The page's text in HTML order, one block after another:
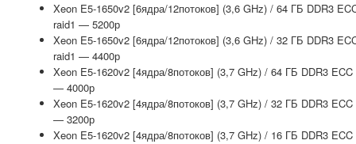
Xeon E5-1650v2 [6ядра/12потоков] (3,6 GHz) / 64 ГБ DDR3
raid1 — 5200р
Xeon E5-1650v2 [6ядра/12потоков] (3,6 GHz) / 32 ГБ DDR3
raid1 — 4400р
Xeon E5-1620v2 [4ядра/8потоков] (3,7 GHz) / 64 ГБ DDR3
— 4000р
Xeon E5-1620v2 [4ядра/8потоков] (3,7 GHz) / 32 ГБ DDR3
— 3200р
Xeon E5-1620v2 [4ядра/8потоков] (3,7 GHz) / 16 ГБ DDR3